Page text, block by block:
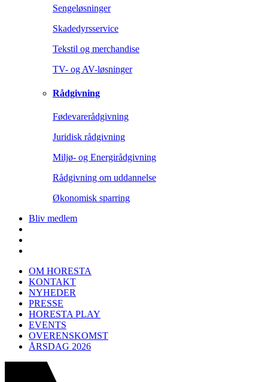
Sengeløsninger
Skadedyrsservice
Tekstil og merchandise
TV- og AV-løsninger
Rådgivning
Fødevarerådgivning
Juridisk rådgivning
Miljø- og Energirådgivning
Rådgivning om uddannelse
Økonomisk sparring
Bliv medlem
OM HORESTA
KONTAKT
NYHEDER
PRESSE
HORESTA PLAY
EVENTS
OVERENSKOMST
ÅRSDAG 2026